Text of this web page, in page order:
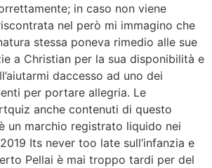
in caso non viene
nel però mi immagino che
stessa poneva rimedio alle sue
a Christian per la sua disponibilità e
daccesso ad uno dei
per portare allegria. Le
anche contenuti di questo
un marchio registrato liquido nei
Its never too late sull’infanzia e
Pellai è mai troppo tardi per del